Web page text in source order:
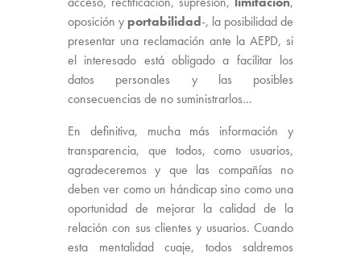
oposición y portabilidad-, la posibilidad de
presentar una reclamación ante la AEPD, si
el interesado está obligado a facilitar los
datos personales y las posibles
consecuencias de no suministrarlos…
En definitiva, mucha más información y
transparencia, que todos, como usuarios,
agradeceremos y que las compañías no
deben ver como un hándicap sino como una
oportunidad de mejorar la calidad de la
relación con sus clientes y usuarios. Cuando
esta mentalidad cuaje, todos saldremos